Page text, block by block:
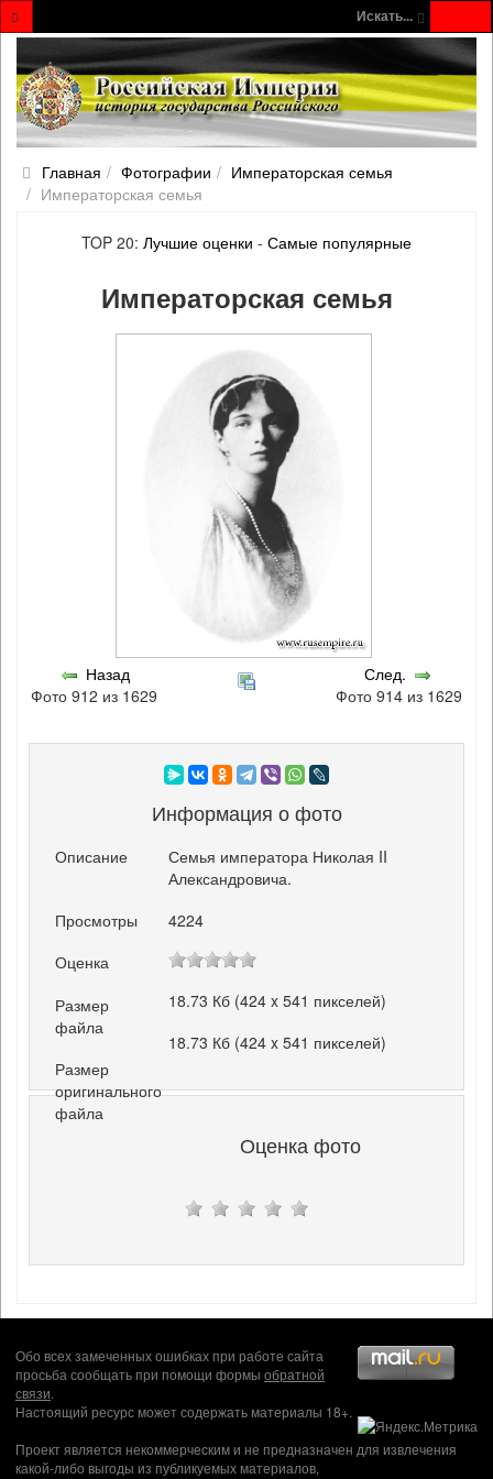
Искать...
Главная Фотографии
Императорская семья
Императорская семья
TOP 20: Лучшие оценки - Самые популярные
Императорская семья
Назад
Фото 912 из 1629
След.
Фото 914 из 1629
Информация о фото
Описание
Семья императора Николая II
Александровича.
Просмотры
4224
Оценка
Размер
файла
18.73 Кб (424 x 541 пикселей)
Размер
оригинального
файла
18.73 Кб (424 x 541 пикселей)
Оценка фото
Обо всех замеченных ошибках при работе сайта
просьба сообщать при помощи формы обратной
связи.
Настоящий ресурс может содержать материалы 18+.
Проект является некоммерческим и не предназначен для извлечения
какой-либо выгоды из публикуемых материалов,